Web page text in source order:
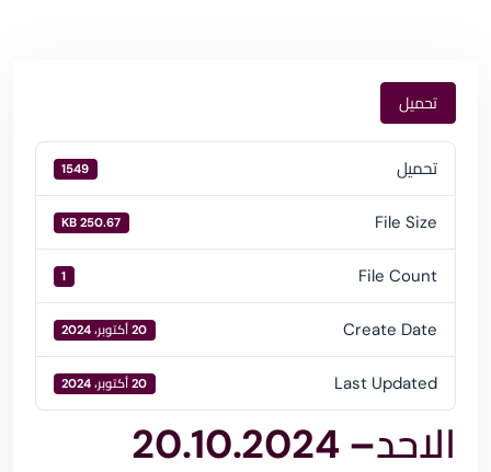
تحميل
تحميل 1549
File Size
250.67 KB
File Count
1
Create Date 20 أكتوبر، 2024
Last Updated 20 أكتوبر، 2024
الاحد– 20.10.2024